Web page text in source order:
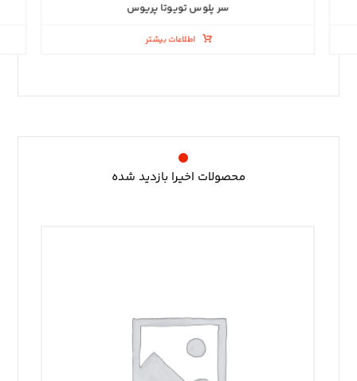
سر پلوس تویوتا پریوس
اطلاعات بیشتر
محصولات اخیرا بازدید شده